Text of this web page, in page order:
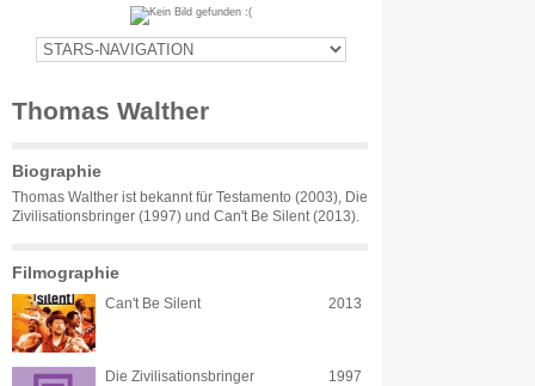
Thomas Walther
Biographie
Thomas Walther ist bekannt für Testamento (2003), Die
Zivilisationsbringer (1997) und Can't Be Silent (2013).
Filmographie
Can't Be Silent 2013
Die Zivilisationsbringer 1997